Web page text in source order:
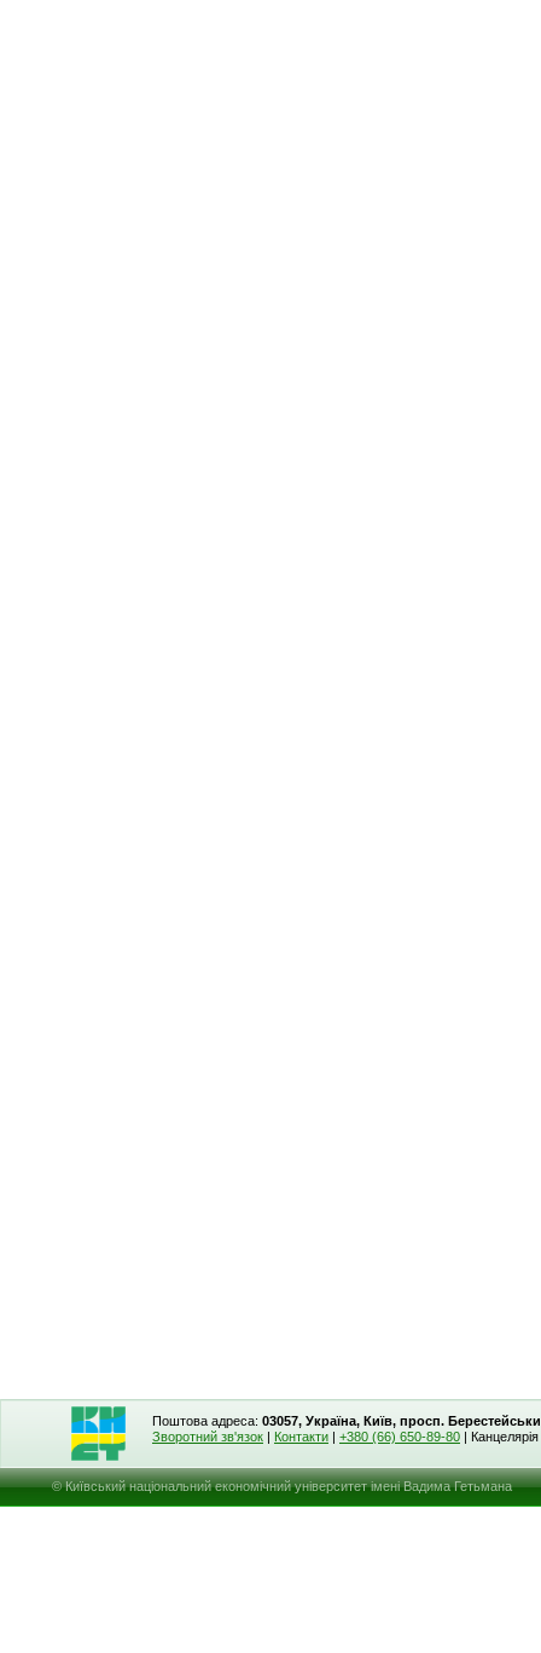
Поштова адреса: 03057, Україна, Київ, просп.
Зворотний зв'язок | Контакти | +380 (66) 650-89-80 | Канцелярія
© Київський національний економічний університет імені Вадима Гетьмана